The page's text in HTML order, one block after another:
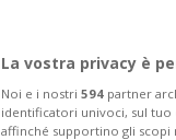
La vostra privacy è
Noi e i nostri 594 partner
identificatori univoci, sul
affinché supportino gli